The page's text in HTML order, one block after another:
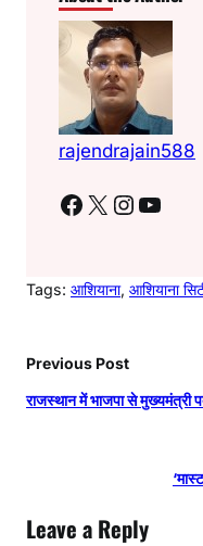
b
o
k
A
p
p
rajendrajain588
Facebook X Instagram YouTube
Tags: आशियाना, आशियाना
Previous Post
राजस्थान में भाजपा से मुख्यमंत्री
Leave a Reply